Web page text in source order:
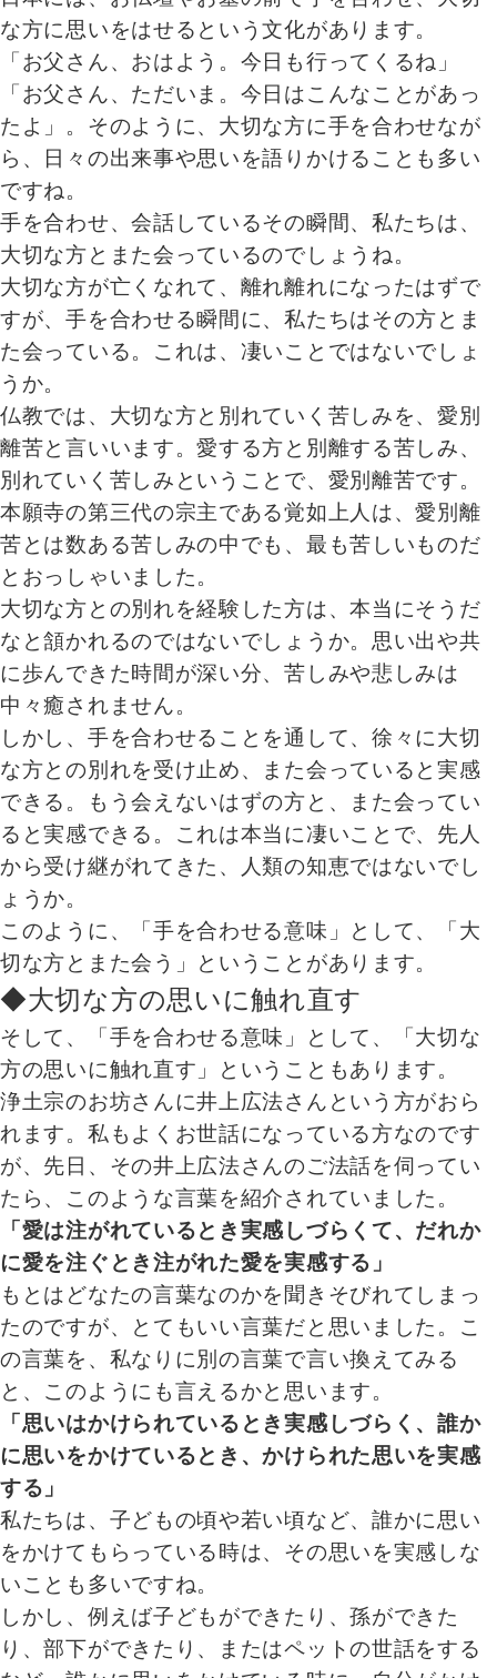
な方に思いをはせるという文化があります。
「お父さん、おはよう。今日も行ってくるね」
「お父さん、ただいま。今日はこんなことがあっ
たよ」。そのように、大切な方に手を合わせなが
ら、日々の出来事や思いを語りかけることも多い
ですね。
手を合わせ、会話しているその瞬間、私たちは、
大切な方とまた会っているのでしょうね。
大切な方が亡くなれて、離れ離れになったはずで
すが、手を合わせる瞬間に、私たちはその方とま
た会っている。これは、凄いことではないでしょ
うか。
仏教では、大切な方と別れていく苦しみを、愛別
離苦と言いいます。愛する方と別離する苦しみ、
別れていく苦しみということで、愛別離苦です。
本願寺の第三代の宗主である覚如上人は、愛別離
苦とは数ある苦しみの中でも、最も苦しいものだ
とおっしゃいました。
大切な方との別れを経験した方は、本当にそうだ
なと頷かれるのではないでしょうか。思い出や共
に歩んできた時間が深い分、苦しみや悲しみは
中々癒されません。
しかし、手を合わせることを通して、徐々に大切
な方との別れを受け止め、また会っていると実感
できる。もう会えないはずの方と、また会ってい
ると実感できる。これは本当に凄いことで、先人
から受け継がれてきた、人類の知恵ではないでし
ょうか。
このように、「手を合わせる意味」として、「大
切な方とまた会う」ということがあります。
◆大切な方の思いに触れ直す
そして、「手を合わせる意味」として、「大切な
方の思いに触れ直す」ということもあります。
浄土宗のお坊さんに井上広法さんという方がおら
れます。私もよくお世話になっている方なのです
が、先日、その井上広法さんのご法話を伺ってい
たら、このような言葉を紹介されていました。
「愛は注がれているとき実感しづらくて、だれか
に愛を注ぐとき注がれた愛を実感する」
もとはどなたの言葉なのかを聞きそびれてしまっ
たのですが、とてもいい言葉だと思いました。こ
の言葉を、私なりに別の言葉で言い換えてみる
と、このようにも言えるかと思います。
「思いはかけられているとき実感しづらく、誰か
に思いをかけているとき、かけられた思いを実感
する」
私たちは、子どもの頃や若い頃など、誰かに思い
をかけてもらっている時は、その思いを実感しな
いことも多いですね。
しかし、例えば子どもができたり、孫ができた
り、部下ができたり、またはペットの世話をする